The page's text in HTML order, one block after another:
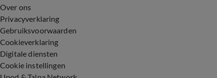
Over ons
Privacyverklaring
Gebruiksvoorwaarden
Cookieverklaring
Digitale diensten
Cookie instellingen